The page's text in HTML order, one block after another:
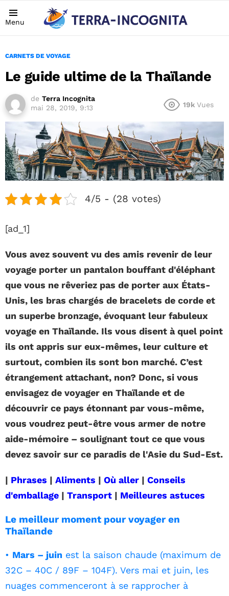
Menu
CARNETS DE VOYAGE
Le guide ultime de la Thaïlande
de Terra Incognita
mai 28, 2019, 9:13
19k Vues
4/5 - (28 votes)
[ad_1]
Vous avez souvent vu des amis revenir de leur
voyage porter un pantalon bouffant d'éléphant
que vous ne rêveriez pas de porter aux États-
Unis, les bras chargés de bracelets de corde et
un superbe bronzage, évoquant leur fabuleux
voyage en Thaïlande. Ils vous disent à quel point
ils ont appris sur eux-mêmes, leur culture et
surtout, combien ils sont bon marché. C’est
étrangement attachant, non? Donc, si vous
envisagez de voyager en Thaïlande et de
découvrir ce pays étonnant par vous-même,
vous voudrez peut-être vous armer de notre
aide-mémoire – soulignant tout ce que vous
devez savoir sur ce paradis de l'Asie du Sud-Est.
| Phrases | Aliments | Où aller | Conseils
d'emballage | Transport | Meilleures astuces
Le meilleur moment pour voyager en
Thaïlande
• Mars – juin est la saison chaude (maximum de
32C – 40C / 89F – 104F). Vers mai et juin, les
nuages ​​commenceront à se rapprocher à